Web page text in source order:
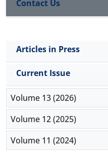
Contact Us
Articles in Press
Current Issue
Volume 13 (2026)
Volume 12 (2025)
Volume 11 (2024)